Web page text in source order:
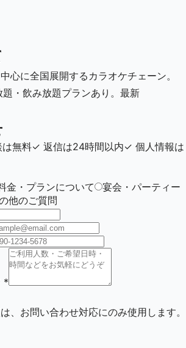
心に全国展開するカラオケチェーン。
・飲み放題プランあり。最新
は無料✓ 返信は24時間以内✓ 個人情報は
金・プランについて
宴会・パーティー
他のご質問
*
、お問い合わせ対応にのみ使用します。